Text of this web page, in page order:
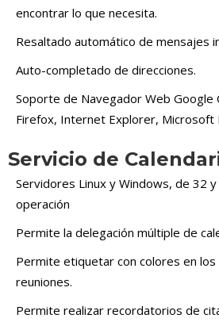
encontrar lo que necesita.
Resaltado automático de mensajes
Auto-completado de direcciones.
Soporte de Navegador Web Google
Firefox, Internet Explorer, Microsoft
Servicio de
Servidores Linux y Windows, de 32
operación
Permite la delegación múltiple de
Permite etiquetar con colores en los
reuniones.
Permite realizar recordatorios de